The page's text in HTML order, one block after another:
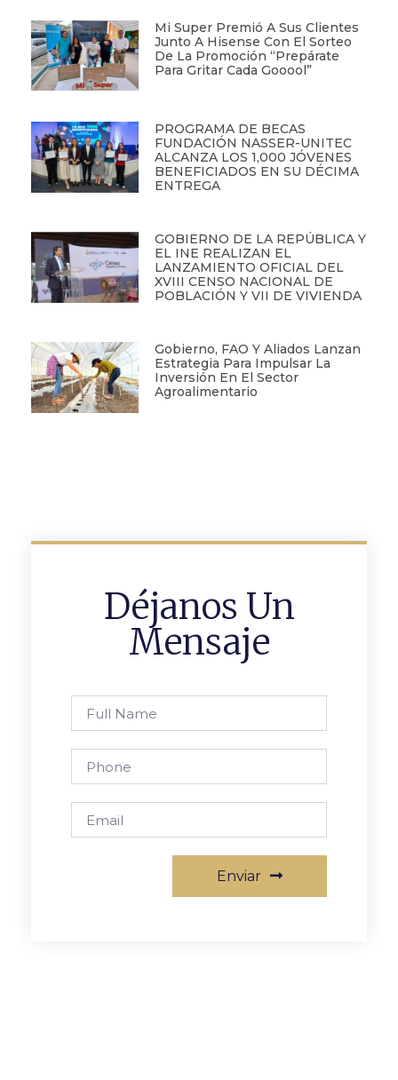
Mi Super Premió A Sus Clientes
Junto A Hisense Con El Sorteo
De La Promoción “Prepárate
Para Gritar Cada Gooool”
PROGRAMA DE BECAS
FUNDACIÓN NASSER-UNITEC
ALCANZA LOS 1,000 JÓVENES
BENEFICIADOS EN SU DÉCIMA
ENTREGA
GOBIERNO DE LA REPÚBLICA Y
EL INE REALIZAN EL
LANZAMIENTO OFICIAL DEL
XVIII CENSO NACIONAL DE
POBLACIÓN Y VII DE VIVIENDA
Gobierno, FAO Y Aliados Lanzan
Estrategia Para Impulsar La
Inversión En El Sector
Agroalimentario
Déjanos Un
Mensaje
Enviar